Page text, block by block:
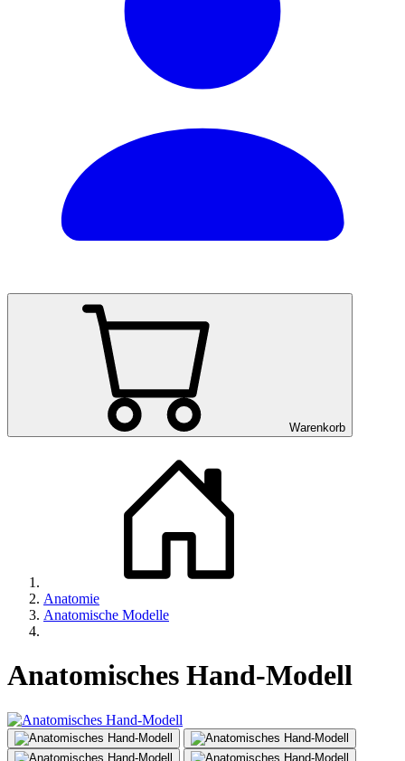
Warenkorb
Anatomie
Anatomische Modelle
Anatomisches Hand-Modell